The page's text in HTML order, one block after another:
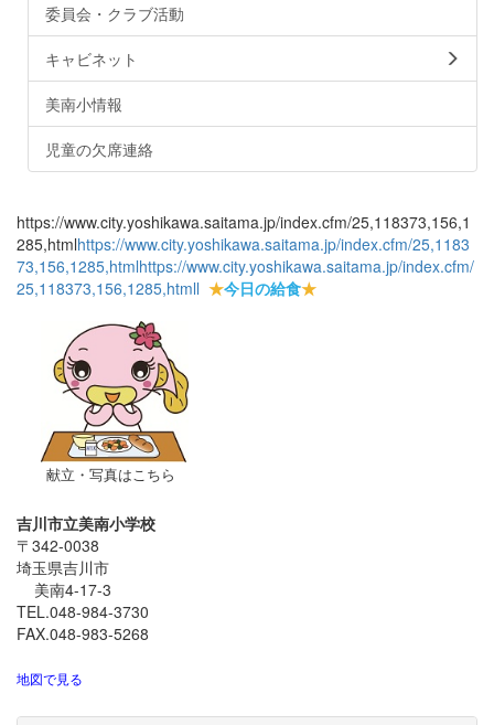
委員会・クラブ活動
キャビネット
美南小情報
児童の欠席連絡
https://www.city.yoshikawa.saitama.jp/index.cfm/25,118373,156,1
285,htmlhttps://www.city.yoshikawa.saitama.jp/index.cfm/25,1183
73,156,1285,htmlhttps://www.city.yoshikawa.saitama.jp/index.cfm/
25,118373,156,1285,htmll ★今日の給食★
献立・写真はこちら
吉川市立美南小学校
〒342-0038
埼玉県吉川市
美南4-17-3
TEL.048-984-3730
FAX.048-983-5268
地図で見る